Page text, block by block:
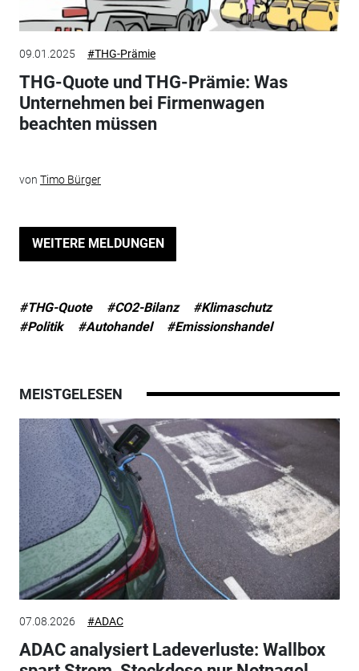
09.01.2025 #THG-Prämie
THG-Quote und THG-Prämie: Was
Unternehmen bei Firmenwagen
beachten müssen
von Timo Bürger
WEITERE MELDUNGEN
#THG-Quote #CO2-Bilanz
#Klimaschutz
#Politik
#Autohandel #Emissionshandel
MEISTGELESEN
07.08.2026 #ADAC
ADAC analysiert Ladeverluste: Wallbox